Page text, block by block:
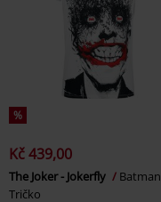
%
Kč 439,00
The Joker - Jokerfly
Batman
Tričko